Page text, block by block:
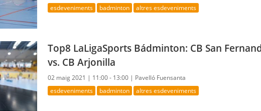
esdeveniments badminton altres esdeveniments
Top8 LaLigaSports Bádminton: CB San
vs. CB Arjonilla
02 maig 2021 | 11:00 - 13:00 | Pavelló Fuensanta
esdeveniments badminton altres esdeveniments